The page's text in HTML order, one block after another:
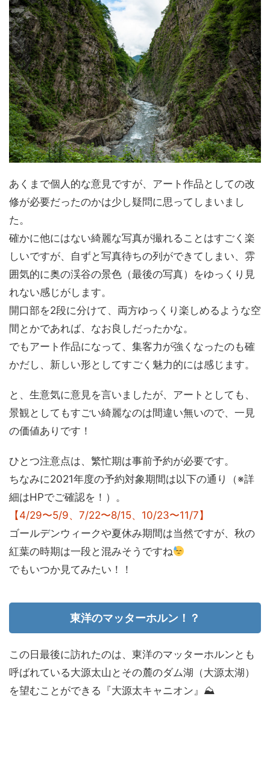
あくまで個人的な意見ですが、アート作品としての改
修が必要だったのかは少し疑問に思ってしまいまし
た。
確かに他にはない綺麗な写真が撮れることはすごく楽
しいですが、自ずと写真待ちの列ができてしまい、雰
囲気的に奥の渓谷の景色（最後の写真）をゆっくり見
れない感じがします。
開口部を2段に分けて、両方ゆっくり楽しめるような空
間とかであれば、なお良しだったかな。
でもアート作品になって、集客力が強くなったのも確
かだし、新しい形としてすごく魅力的には感じます。
と、生意気に意見を言いましたが、アートとしても、
景観としてもすごい綺麗なのは間違い無いので、一見
の価値ありです！
ひとつ注意点は、繁忙期は事前予約が必要です。
ちなみに2021年度の予約対象期間は以下の通り（※詳
細はHPでご確認を！）。
【4/29〜5/9、7/22〜8/15、10/23〜11/7】
ゴールデンウィークや夏休み期間は当然ですが、秋の
紅葉の時期は一段と混みそうですね
でもいつか見てみたい！！
東洋のマッターホルン！？
この日最後に訪れたのは、東洋のマッターホルンとも
呼ばれている大源太山とその麓のダム湖（大源太湖）
を望むことができる『大源太キャニオン』⛰